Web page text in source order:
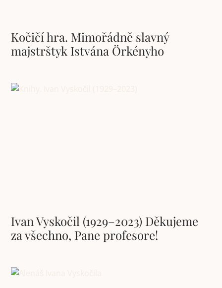
Kočičí hra. Mimořádně slavný
majstrštyk Istvána Örkényho
Ivan Vyskočil (1929–2023) Děkujeme
za všechno, Pane profesore!